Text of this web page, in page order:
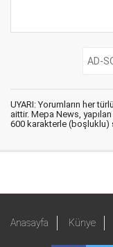
UYARI: Yorumların her
aittir. Mepa News,
600 karakterle (boşluklu)
Anasayfa Künye